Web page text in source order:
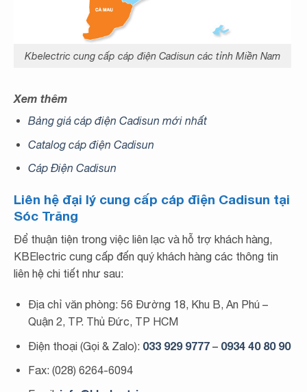
Kbelectric cung cấp cáp điện Cadisun các tỉnh Miền Nam
Xem thêm
Bảng giá cáp điện Cadisun mới nhất
Catalog cáp điện Cadisun
Cáp Điện Cadisun
Liên hệ đại lý cung cấp cáp điện Cadisun tại
Sóc Trăng
Để thuận tiện trong việc liên lạc và hỗ trợ khách hàng,
KBElectric cung cấp đến quý khách hàng các thông tin
liên hệ chi tiết như sau:
Địa chỉ văn phòng: 56 Đường 18, Khu B, An Phú –
Quận 2, TP. Thủ Đức, TP HCM
Điện thoại (Gọi & Zalo): 033 929 9777 – 0934 40 80 90
Fax: (028) 6264-6094